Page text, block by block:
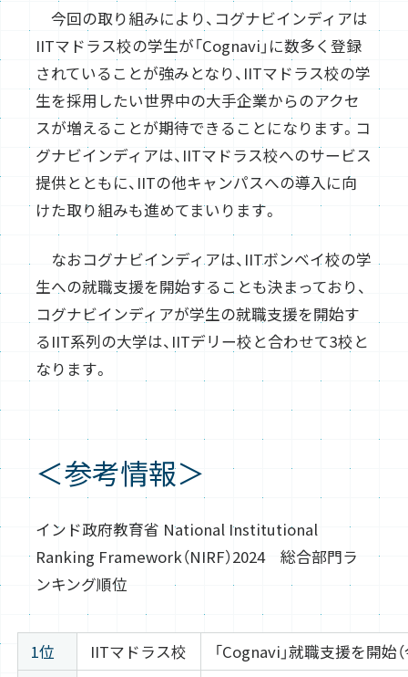
今回の取り組みにより、コグナビインディアは
IITマドラス校の学生が「Cognavi」に数多く登録
されていることが強みとなり、IITマドラス校の学
生を採用したい世界中の大手企業からのアクセ
スが増えることが期待できることになります。コ
グナビインディアは、IITマドラス校へのサービス
提供とともに、IITの他キャンパスへの導入に向
けた取り組みも進めてまいります。
なおコグナビインディアは、IITボンベイ校の学
生への就職支援を開始することも決まっており、
コグナビインディアが学生の就職支援を開始す
るIIT系列の大学は、IITデリー校と合わせて3校と
なります。
＜参考情報＞
インド政府教育省 National Institutional
Ranking Framework（NIRF）2024 総合部門ラ
ンキング順位
1位 IITマドラス校
「Cognavi」就職支援を開始（